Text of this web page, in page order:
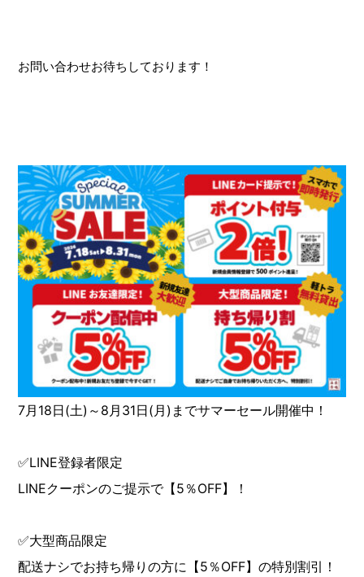
お問い合わせお待ちしております！
7月18日(土)～8月31日(月)までサマーセール開催中！
✅LINE登録者限定
LINEクーポンのご提示で【5％OFF】！
✅大型商品限定
配送ナシでお持ち帰りの方に【5％OFF】の特別割引！